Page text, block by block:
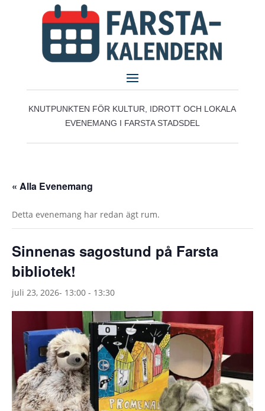
KNUTPUNKTEN FÖR KULTUR, IDROTT OCH LOKALA
EVENEMANG I FARSTA STADSDEL
« Alla Evenemang
Detta evenemang har redan ägt rum.
Sinnenas sagostund på Farsta
bibliotek!
juli 23, 2026- 13:00 - 13:30